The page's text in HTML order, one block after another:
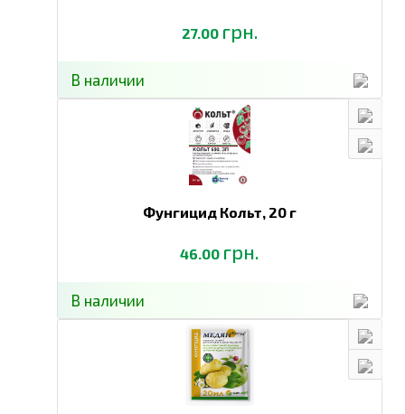
27.00 грн.
В наличии
Фунгицид Кольт, 20 г
46.00 грн.
В наличии